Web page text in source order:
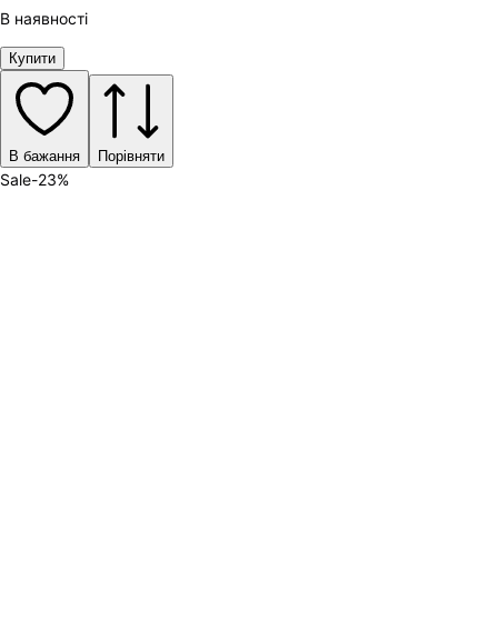
В наявності
Купити
В бажання Порівняти
Sale-23%